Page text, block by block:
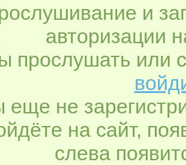
и
авторизации
прослушать или
еще не
на сайт,
слева